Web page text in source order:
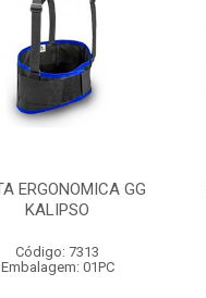
ERGONOMICA GG
KALIPSO
Código: 7313
Embalagem: 01PC